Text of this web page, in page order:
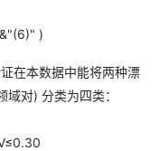
)
在本数据中能将两种漂
对) 分类为四类：